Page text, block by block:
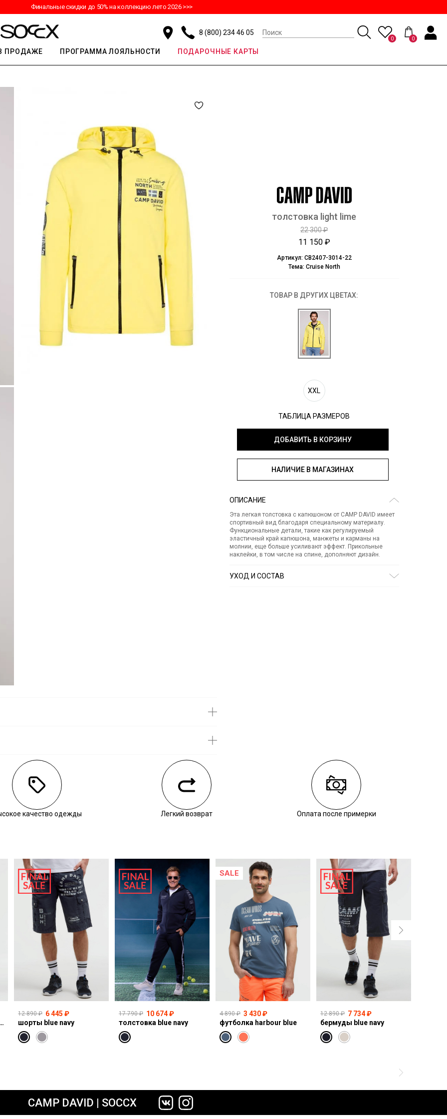
Финальные скидки до 50% на коллекцию лето 2026 >>>
8 (800) 234 46 05
0 0
ПРОДАЖЕ ПРОГРАММА ЛОЯЛЬНОСТИ ПОДАРОЧНЫЕ КАРТЫ
нам, чтобы уточнить наличие.
толстовка light lime
22 300 ₽
11 150 ₽
Артикул: CB2407-3014-22
Тема: Cruise North
ТОВАР В ДРУГИХ ЦВЕТАХ:
XXL
ТАБЛИЦА РАЗМЕРОВ
ДОБАВИТЬ В КОРЗИНУ
НАЛИЧИЕ В МАГАЗИНАХ
ОПИСАНИЕ
Эта легкая толстовка с капюшоном от CAMP DAVID имеет
спортивный вид благодаря специальному материалу.
Функциональные детали, такие как регулируемый
эластичный край капюшона, манжеты и карманы на
молнии, еще больше усиливают эффект. Прикольные
наклейки, в том числе на спине, дополняют дизайн.
УХОД И СОСТАВ
качество одежды Легкий возврат Оплата после примерки
джинсы NI:CO:R611 light vintage print jogg
12 890 ₽ 6 445 ₽
шорты blue navy
17 790 ₽ 10 674 ₽
толстовка blue navy
SALE
4 890 ₽ 3 430 ₽
футболка harbour blue
12 890 ₽ 7 734 ₽
бермуды blue navy
CAMP DAVID | SOCCX